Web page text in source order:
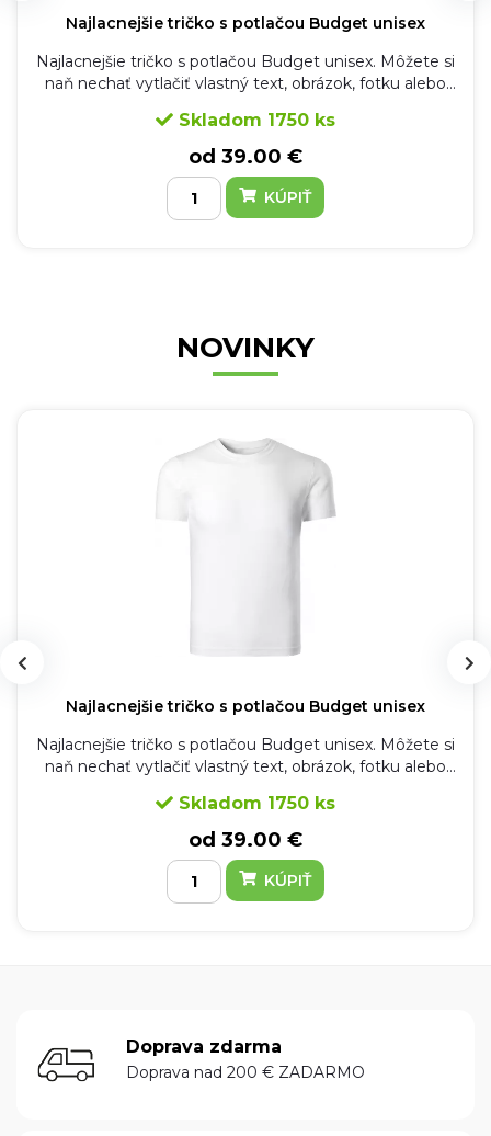
Najlacnejšie tričko s potlačou Budget unisex
Najlacnejšie tričko s potlačou Budget unisex. Môžete si
naň nechať vytlačiť vlastný text, obrázok, fotku alebo
teambuildingy, detské tábory, rozlúčky so slobodou
alebo napríklad ako tričko na vodu.
Skladom 1750 ks
od 39.00 €
KÚPIŤ
NOVINKY
Najlacnejšie tričko s potlačou Budget unisex
Najlacnejšie tričko s potlačou Budget unisex. Môžete si
naň nechať vytlačiť vlastný text, obrázok, fotku alebo
teambuildingy, detské tábory, rozlúčky so slobodou
alebo napríklad ako tričko na vodu.
Skladom 1750 ks
od 39.00 €
KÚPIŤ
Doprava zdarma
Doprava nad 200 € ZADARMO